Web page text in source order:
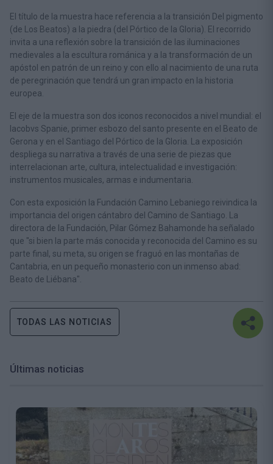
El título de la muestra hace referencia a la transición Del pigmento
(de Los Beatos) a la piedra (del Pórtico de la Gloria). El recorrido
invita a una reflexión sobre la transición de las iluminaciones
medievales a la escultura románica y a la transformación de un
apóstol en patrón de un reino y con ello al nacimiento de una ruta
de peregrinación que tendrá un gran impacto en la historia
europea.
El eje de la muestra son dos iconos reconocidos a nivel mundial: el
Iacobvs Spanie, primer esbozo del santo presente en el Beato de
Gerona y en el Santiago del Pórtico de la Gloria. La exposición
despliega su narrativa a través de una serie de piezas que
interrelacionan arte, cultura, intelectualidad e investigación:
instrumentos musicales, armas e indumentaria.
Con esta exposición la Fundación Camino Lebaniego reivindica la
importancia del origen cántabro del Camino de Santiago. La
directora de la Fundación, Pilar Gómez Bahamonde ha señalado
que "si bien la parte más conocida y reconocida del Camino es su
parte final, su meta, su origen se fraguó en las montañas de
Cantabria, en un pequeño monasterio con un inmenso abad:
Beato de Liébana".
TODAS LAS NOTICIAS
Últimas noticias